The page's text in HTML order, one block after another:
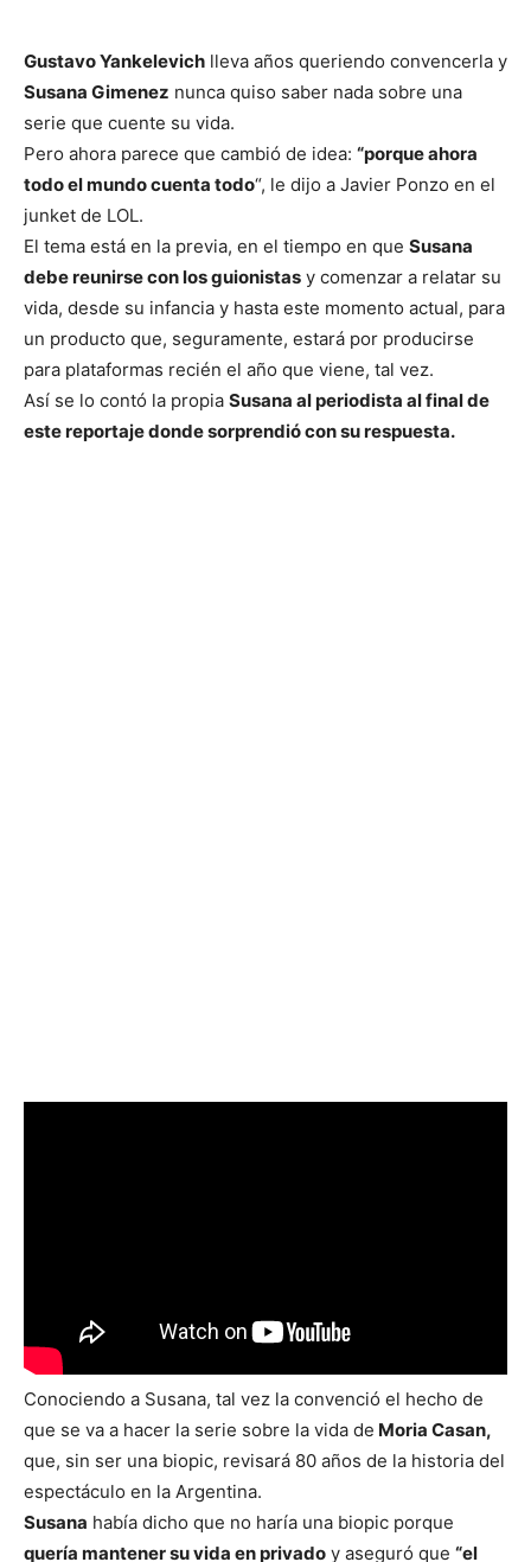
Gustavo Yankelevich lleva años queriendo convencerla y
Susana Gimenez nunca quiso saber nada sobre una
serie que cuente su vida.
Pero ahora parece que cambió de idea: “porque ahora
todo el mundo cuenta todo“, le dijo a Javier Ponzo en el
junket de LOL.
El tema está en la previa, en el tiempo en que Susana
debe reunirse con los guionistas y comenzar a relatar su
vida, desde su infancia y hasta este momento actual, para
un producto que, seguramente, estará por producirse
para plataformas recién el año que viene, tal vez.
Así se lo contó la propia Susana al periodista al final de
este reportaje donde sorprendió con su respuesta.
Conociendo a Susana, tal vez la convenció el hecho de
que se va a hacer la serie sobre la vida de Moria Casan,
que, sin ser una biopic, revisará 80 años de la historia del
espectáculo en la Argentina.
Susana había dicho que no haría una biopic porque
quería mantener su vida en privado y aseguró que “el